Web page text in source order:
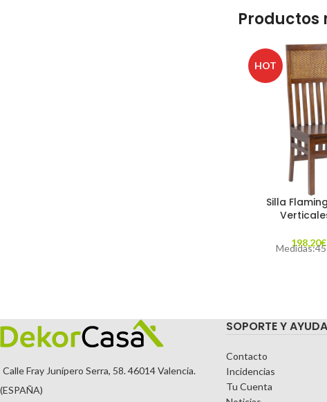
Productos
HOT
Silla
198,20€
Calle Fray Junípero Serra, 58. 46014 Valencia.
(ESPAÑA)
SOPORTE Y AYUDA
Contacto
Incidencias
Tu Cuenta